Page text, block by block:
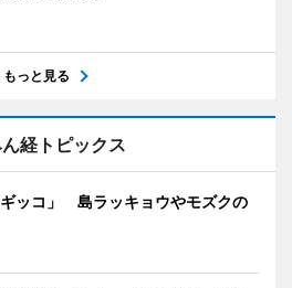
もっと見る
経トピックス
ッコ」 島ラッキョウやモズクの